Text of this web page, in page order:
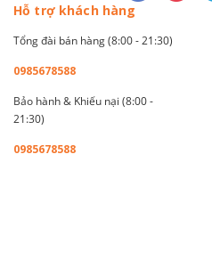
Hỗ trợ khách hàng
Tổng đài bán hàng (8:00 - 21:30)
0985678588
Bảo hành & Khiếu nại (8:00 -
21:30)
0985678588